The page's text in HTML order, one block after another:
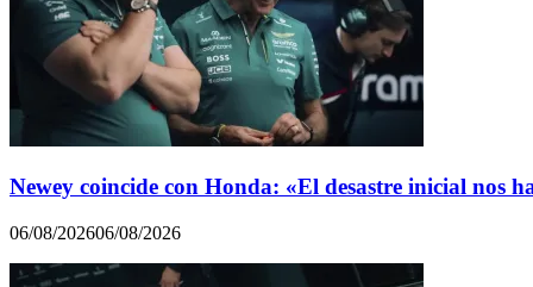
Newey coincide con Honda: «El desastre inicial nos
06/08/202606/08/2026